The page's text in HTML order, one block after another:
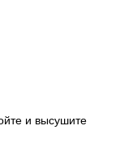
и высушите